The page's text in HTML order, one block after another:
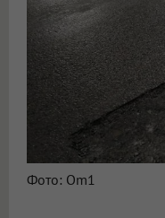
Фото: Om1